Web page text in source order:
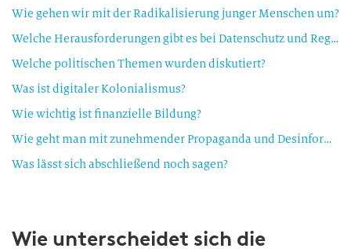
Wie gehen wir mit der Radikalisierung junger Menschen um?
Welche Herausforderungen gibt es bei Datenschutz und Regulierung?
Welche politischen Themen wurden diskutiert?
Was ist digitaler Kolonialismus?
Wie wichtig ist finanzielle Bildung?
Wie geht man mit zunehmender Propaganda und Desinformation um?
Was lässt sich abschließend noch sagen?
Wie unterscheidet sich die